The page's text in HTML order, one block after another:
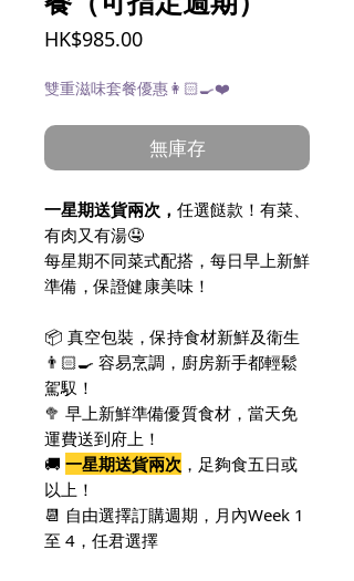
HK$985.00價
雙重滋味套餐優惠👩🏻‍🍳❤️
無庫存
一星期送貨兩次， 任選餸款！有菜、
有肉又有湯🤤
每星期不同菜式配搭，每日早上新鮮
準備，保證健康美味！
📦 真空包裝，保持食材新鮮及衛生
👨🏻‍🍳 容易烹調，廚房新手都輕鬆
駕馭！
🥦 早上新鮮準備優質食材，當天免
運費送到府上！
🚚 一星期送貨兩次 ，足夠食五日或
以上！
📆 自由選擇訂購週期，月內Week 1
至 4，任君選擇